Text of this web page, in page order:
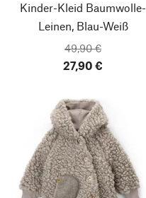
Kinder-Kleid Baumwolle-
Leinen, Blau-Weiß
49,90 €
27,90 €